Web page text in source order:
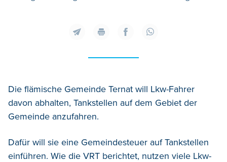
Die flämische Gemeinde Ternat will Lkw-Fahrer
davon abhalten, Tankstellen auf dem Gebiet der
Gemeinde anzufahren.
Dafür will sie eine Gemeindesteuer auf Tankstellen
einführen. Wie die VRT berichtet, nutzen viele Lkw-